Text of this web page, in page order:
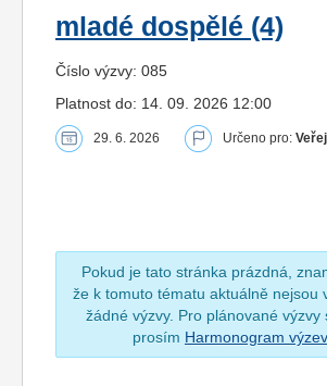
mladé dospělé (4)
Číslo výzvy: 085
Platnost do: 14. 09. 2026 12:00
29. 6. 2026 Určeno pro:
Pokud je tato stránka prázdná,
že k tomuto tématu aktuálně nejsou
žádné výzvy. Pro plánované výzvy
prosím Harmonogram výzev